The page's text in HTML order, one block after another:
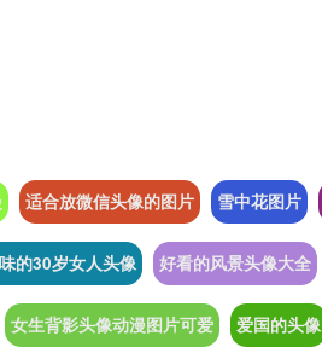
适合放微信头像的图片 雪中花图片
的30岁女人头像 好看的风景头像大全
女生背影头像动漫图片可爱 爱国的头像